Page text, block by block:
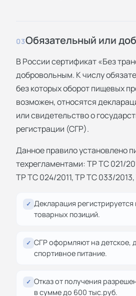
03Обязательный или
В России сертификат «Без
добровольным. К числу
без которых оборот пищевых
возможен, относятся
или свидетельство о
регистрации (СГР).
Данное правило установлено
техрегламентами: ТР ТС 021/
ТР ТС 024/2011, ТР ТС 033/
✓ Декларация
товарных позиций.
✓ СГР оформляют на детское,
спортивное питание.
✓ Отказ от получения
в сумме до 600 тыс.руб.